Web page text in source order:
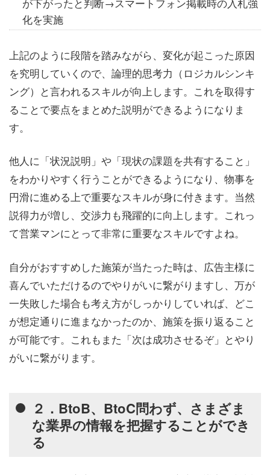
化を実施
上記のように段階を踏みながら、変化が起こった原因
を究明していくので、論理的思考力（ロジカルシンキ
ング）と言われるスキルが向上します。これを取得す
ることで要点をまとめた説明ができるようになりま
す。
他人に「状況説明」や「現状の課題を共有すること」
をわかりやすく行うことができるようになり、物事を
円滑に進める上で重要なスキルが身に付きます。当然
説得力が増し、交渉力も飛躍的に向上します。これっ
て営業マンにとって非常に重要なスキルですよね。
自分がおすすめした施策が当たった時は、広告主様に
喜んでいただけるのでやりがいに繋がりますし、万が
一失敗した場合も考え方がしっかりしていれば、どこ
が想定通りに進まなかったのか、施策を振り返ること
が可能です。これもまた「次は成功させるぞ」とやり
がいに繋がります。
２．BtoB、BtoC問わず、さまざま
な業界の情報を把握することができ
る